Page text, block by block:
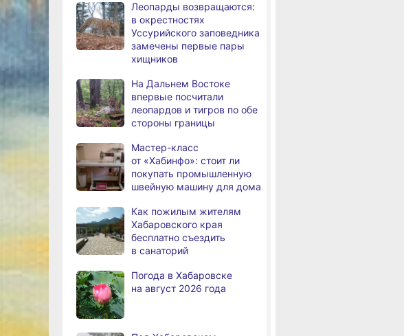
дорожно-транспортных
происшествий
11:14,
В Хабаровске косметолог
осуждена
10:21,
вчера
В Хабаровске потушили
крупный пожар
в деревянном доме
09:44,
вчера
Более сотни граждан
с инвалидностью
трудоустроены
в Хабаровском крае
09:28,
вчера
Магнитные бури,
радиационный фон и пробки
в Хабаровске 7 августа
вчера
маяка
06.08.2026
Леопарды возвращаются:
в окрестностях
Уссурийского заповедника
замечены первые пары
хищников
На Дальнем Востоке
впервые посчитали
леопардов и тигров по обе
стороны границы
Мастер-класс
от «Хабинфо»: стоит ли
покупать промышленную
швейную машину для дома
Как пожилым жителям
Хабаровского края
бесплатно съездить
в санаторий
Погода в Хабаровске
на август 2026 года